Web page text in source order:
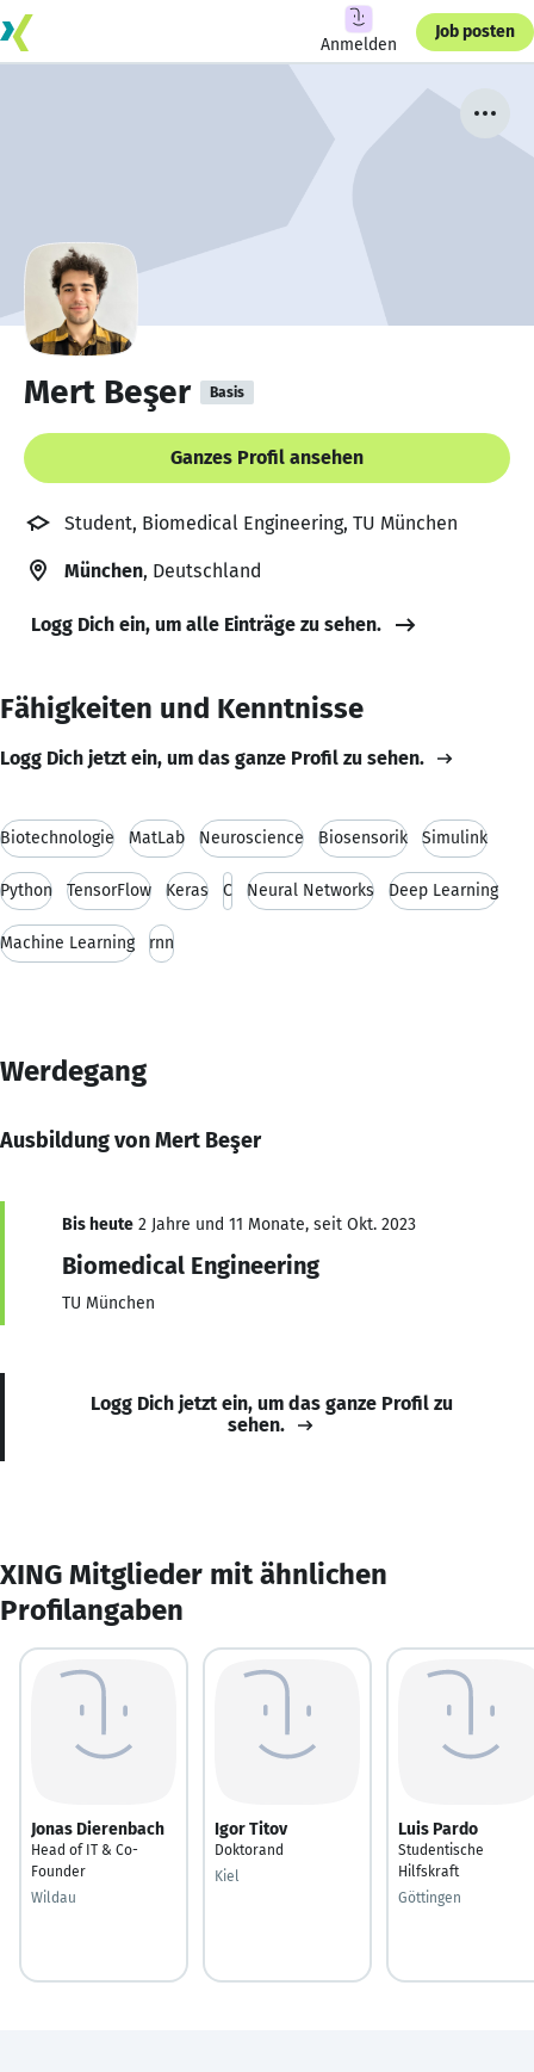
Anmelden
Job posten
Mert Beşer Basis
Ganzes Profil ansehen
Student, Biomedical Engineering, TU München
München, Deutschland
Logg Dich ein, um alle Einträge zu sehen.
Fähigkeiten und Kenntnisse
Logg Dich jetzt ein, um das ganze Profil zu sehen.
Biotechnologie MatLab Neuroscience Biosensorik Simulink
Python TensorFlow Keras C Neural Networks Deep Learning
Machine Learning rnn
Werdegang
Ausbildung von Mert Beşer
Bis heute 2 Jahre und 11 Monate, seit Okt. 2023
Biomedical Engineering
TU München
Logg Dich jetzt ein, um das ganze Profil zu
sehen.
XING Mitglieder mit ähnlichen
Profilangaben
Jonas Dierenbach
Head of IT & Co-
Founder
Wildau
Igor Titov
Doktorand
Kiel
Luis Pardo
Studentische
Hilfskraft
Göttingen